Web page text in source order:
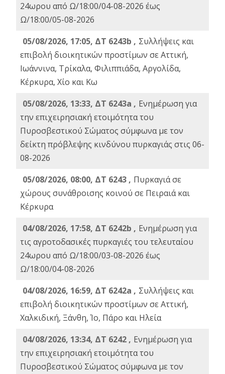
24ωρου από Ω/18:00/04-08-2026 έως
Ω/18:00/05-08-2026
05/08/2026, 17:05, ΔΤ 6243b , Συλλήψεις και
επιβολή διοικητικών προστίμων σε Αττική,
Ιωάννινα, Τρίκαλα, Φιλιππιάδα, Αργολίδα,
Κέρκυρα, Χίο και Κω
05/08/2026, 13:33, ΔΤ 6243a , Ενημέρωση για
την επιχειρησιακή ετοιμότητα του
Πυροσβεστικού Σώματος σύμφωνα με τον
δείκτη πρόβλεψης κινδύνου πυρκαγιάς στις 06-
08-2026
05/08/2026, 08:00, ΔΤ 6243 , Πυρκαγιά σε
χώρους συνάθροισης κοινού σε Πειραιά και
Κέρκυρα
04/08/2026, 17:58, ΔΤ 6242b , Ενημέρωση για
τις αγροτοδασικές πυρκαγιές του τελευταίου
24ωρου από Ω/18:00/03-08-2026 έως
Ω/18:00/04-08-2026
04/08/2026, 16:59, ΔΤ 6242a , Συλλήψεις και
επιβολή διοικητικών προστίμων σε Αττική,
Χαλκιδική, Ξάνθη, Ίο, Πάρο και Ηλεία
04/08/2026, 13:34, ΔΤ 6242 , Ενημέρωση για
την επιχειρησιακή ετοιμότητα του
Πυροσβεστικού Σώματος σύμφωνα με τον